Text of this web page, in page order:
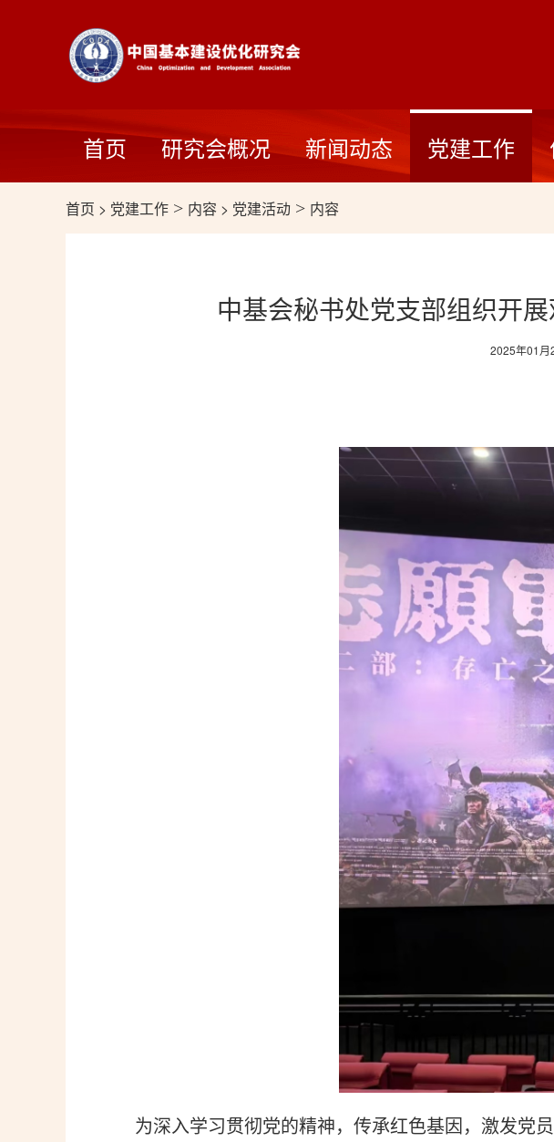
首页 研究会概况 新闻动态 党建工作
首页 > 党建工作 > 内容 > 党建活动 > 内容
中基会秘书处党支部组织开
2025年01月
为深入学习贯彻党的精神，传承红色基因，激发党